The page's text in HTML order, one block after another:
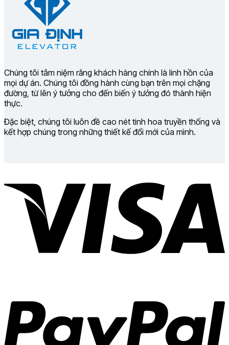
Chúng tôi tâm niệm rằng khách hàng chính là linh hồn của
mọi dự án. Chúng tôi đồng hành cùng bạn trên mọi chặng
đường, từ lên ý tưởng cho đến biến ý tưởng đó thành hiện
thực.
Đặc biệt, chúng tôi luôn đề cao nét tinh hoa truyền thống và
kết hợp chúng trong những thiết kế đổi mới của mình.